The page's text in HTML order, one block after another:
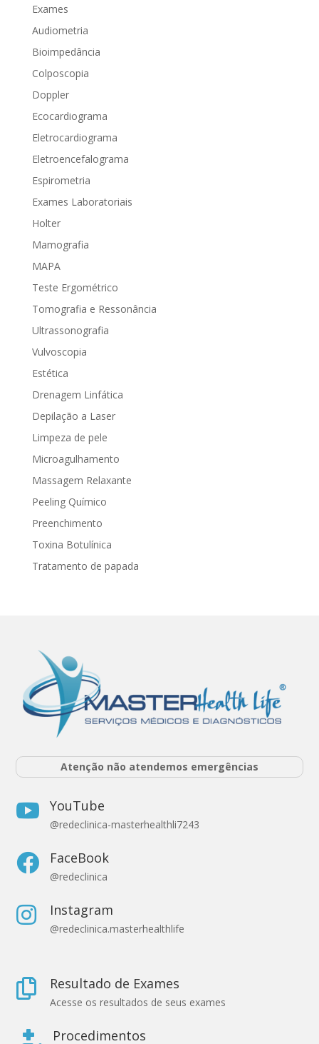
Exames
Audiometria
Bioimpedância
Colposcopia
Doppler
Ecocardiograma
Eletrocardiograma
Eletroencefalograma
Espirometria
Exames Laboratoriais
Holter
Mamografia
MAPA
Teste Ergométrico
Tomografia e Ressonância
Ultrassonografia
Vulvoscopia
Estética
Drenagem Linfática
Depilação a Laser
Limpeza de pele
Microagulhamento
Massagem Relaxante
Peeling Químico
Preenchimento
Toxina Botulínica
Tratamento de papada
Atenção não atendemos emergências
 YouTube
@redeclinica-masterhealthli7243
 FaceBook
@redeclinica
 Instagram
@redeclinica.masterhealthlife
 Resultado de Exames
Acesse os resultados de seus exames
Procedimentos